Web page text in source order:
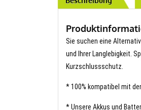
Sie suchen eine
und Ihrer Langlebigkeit.
Kurzschlussschutz.
* 100% kompatibel mit
* Unsere Akkus und